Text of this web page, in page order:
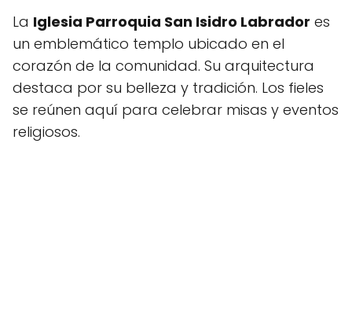
La Iglesia Parroquia San Isidro Labrador es
un emblemático templo ubicado en el
corazón de la comunidad. Su arquitectura
destaca por su belleza y tradición. Los fieles
se reúnen aquí para celebrar misas y eventos
religiosos.